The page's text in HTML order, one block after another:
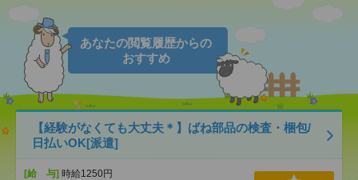
あなたの閲覧履歴からの
おすすめ
【経験がなくても大丈夫＊】ばね部品の検査・梱包/
日払いOK[派遣]
[給 与] 時給1250円